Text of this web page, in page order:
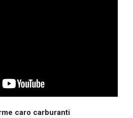
caro carburanti